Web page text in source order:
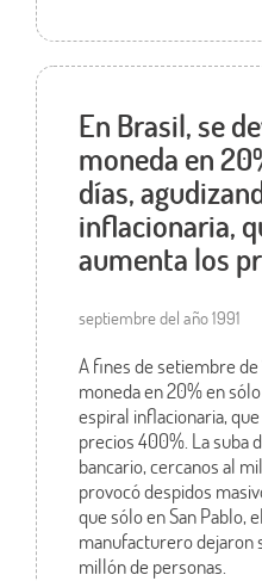
En Brasil, se
moneda en
días,
inflacionaria,
aumenta los
septiembre del año 1991
A fines de setiembre de
moneda en 20% en
espiral inflacionaria,
precios 400%. La suba
bancario, cercanos al
provocó despidos
que sólo en San Pablo,
manufacturero dejaron
millón de personas.